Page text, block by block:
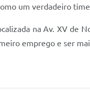
um verdadeiro
na Av. XV de
emprego e ser